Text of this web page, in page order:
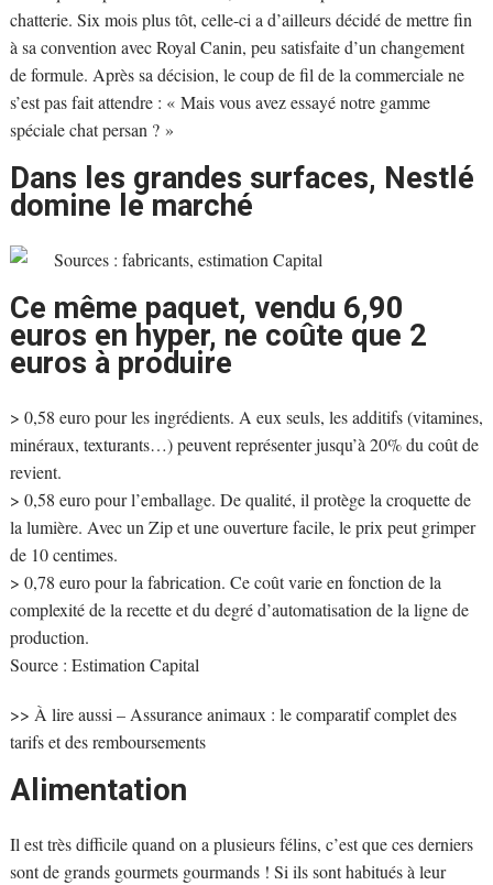
chatterie. Six mois plus tôt, celle-ci a d’ailleurs décidé de mettre fin
à sa convention avec Royal Canin, peu satisfaite d’un changement
de formule. Après sa décision, le coup de fil de la commerciale ne
s’est pas fait attendre : « Mais vous avez essayé notre gamme
spéciale chat persan ? »
Dans les grandes surfaces, Nestlé
domine le marché
Sources : fabricants, estimation Capital
Ce même paquet, vendu 6,90
euros en hyper, ne coûte que 2
euros à produire
> 0,58 euro pour les ingrédients. A eux seuls, les additifs (vitamines,
minéraux, texturants…) peuvent représenter jusqu’à 20% du coût de
revient.
> 0,58 euro pour l’emballage. De qualité, il protège la croquette de
la lumière. Avec un Zip et une ouverture facile, le prix peut grimper
de 10 centimes.
> 0,78 euro pour la fabrication. Ce coût varie en fonction de la
complexité de la recette et du degré d’automatisation de la ligne de
production.
Source : Estimation Capital
>> À lire aussi – Assurance animaux : le comparatif complet des
tarifs et des remboursements
Alimentation
Il est très difficile quand on a plusieurs félins, c’est que ces derniers
sont de grands gourmets gourmands ! Si ils sont habitués à leur